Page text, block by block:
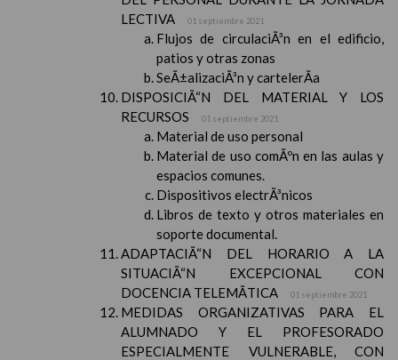
LECTIVA
01 septiembre 2021
Flujos de circulaciÃ³n en el edificio,
patios y otras zonas
SeÃ±alizaciÃ³n y cartelerÃ­a
DISPOSICIÃ“N DEL MATERIAL Y LOS
RECURSOS
01 septiembre 2021
Material de uso personal
Material de uso comÃºn en las aulas y
espacios comunes.
Dispositivos electrÃ³nicos
Libros de texto y otros materiales en
soporte documental.
ADAPTACIÃ“N DEL HORARIO A LA
SITUACIÃ“N EXCEPCIONAL CON
DOCENCIA TELEMÃTICA
01 septiembre 2021
MEDIDAS ORGANIZATIVAS PARA EL
ALUMNADO Y EL PROFESORADO
ESPECIALMENTE VULNERABLE, CON